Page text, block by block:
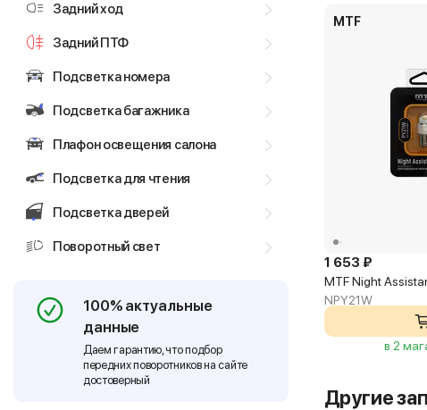
Задний ход
Задний ПТФ
Подсветка номера
Подсветка багажника
Плафон освещения салона
Подсветка для чтения
Подсветка дверей
Поворотный свет
100% актуальные
данные
Даем гарантию, что подбор
передних поворотников на сайте
достоверный
MTF
1 653 ₽
MTF Night
NPY21W
в 2
Другие